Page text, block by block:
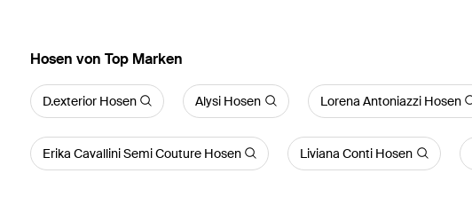
Hosen von Top Marken
D.exterior Hosen Alysi Hosen Lorena Antoniazzi Hosen
Erika Cavallini Semi Couture Hosen Liviana Conti Hosen